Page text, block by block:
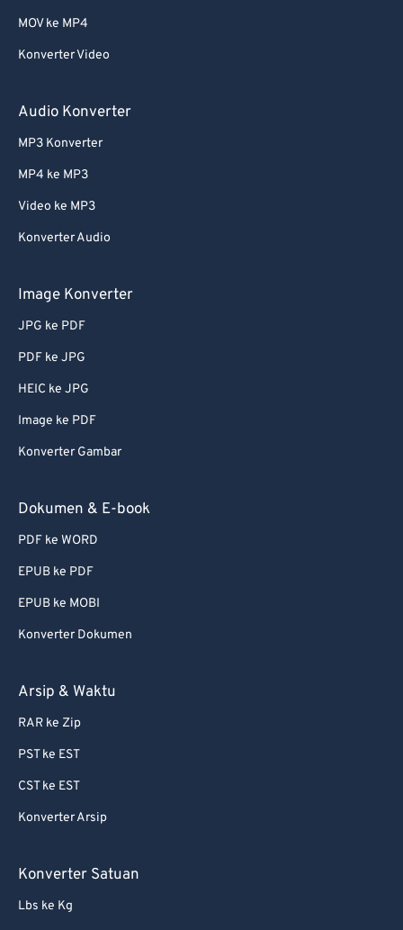
MOV ke MP4
Konverter Video
Audio Konverter
MP3 Konverter
MP4 ke MP3
Video ke MP3
Konverter Audio
Image Konverter
JPG ke PDF
PDF ke JPG
HEIC ke JPG
Image ke PDF
Konverter Gambar
Dokumen & E-book
PDF ke WORD
EPUB ke PDF
EPUB ke MOBI
Konverter Dokumen
Arsip & Waktu
RAR ke Zip
PST ke EST
CST ke EST
Konverter Arsip
Konverter Satuan
Lbs ke Kg